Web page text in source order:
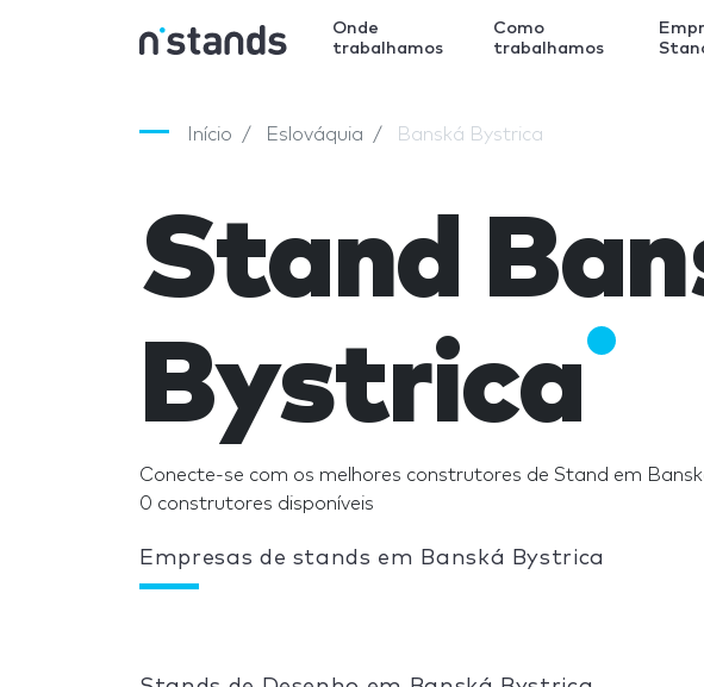
Onde
trabalhamos
Como
trabalhamos
Início Eslováquia Banská Bystrica
Stand
Bystrica
Conecte-se com os melhores construtores de Stand em
0 construtores disponíveis
Empresas de stands em Banská Bystrica